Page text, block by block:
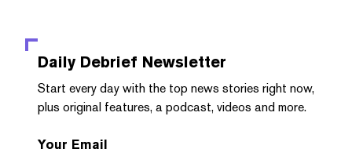
Daily Debrief Newsletter
Start every day with the top news stories right now,
plus original features, a podcast, videos and more.
Your Email